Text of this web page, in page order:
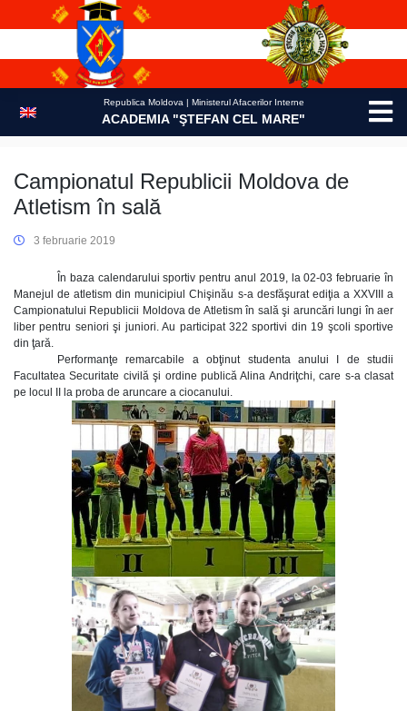
Republica Moldova | Ministerul Afacerilor Interne
ACADEMIA "ŞTEFAN CEL MARE"
Campionatul Republicii Moldova de
Atletism în sală
3 februarie 2019
În baza calendarului sportiv pentru anul 2019, la 02-03 februarie în
Manejul de atletism din municipiul Chişinău s-a desfăşurat ediţia a XXVIII a
Campionatului Republicii Moldova de Atletism în sală şi aruncări lungi în aer
liber pentru seniori şi juniori. Au participat 322 sportivi din 19 şcoli sportive
din ţară.
Performanţe remarcabile a obţinut studenta anului I de studii
Facultatea Securitate civilă şi ordine publică Alina Andriţchi, care s-a clasat
pe locul II la proba de aruncare a ciocanului.